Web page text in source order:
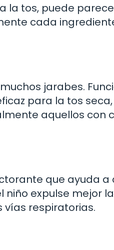
la tos, puede
cada
jarabes.
para la tos
aquellos con
que ayuda a
expulse mejor
vías respiratorias.